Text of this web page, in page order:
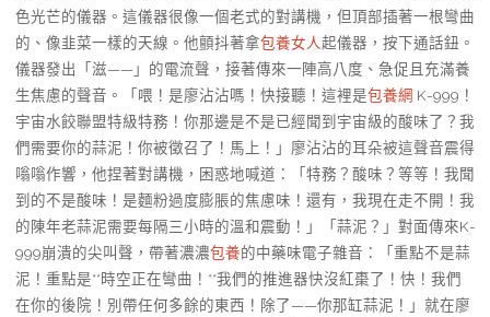
色光芒的儀器。這儀器很像一個老式的對講機，但頂部插著一根彎曲
的、像韭菜一樣的天線。他顫抖著拿包養女人起儀器，按下通話鈕。
儀器發出「滋——」的電流聲，接著傳來一陣高八度、急促且充滿養
生焦慮的聲音。「喂！是廖沾沾嗎！快接聽！這裡是包養網 K-999！
宇宙水餃聯盟特級特務！你那邊是不是已經聞到宇宙級的酸味了？我
們需要你的蒜泥！你被徵召了！馬上！」廖沾沾的耳朵被這聲音震得
嗡嗡作響，他捏著對講機，困惑地喊道：「特務？酸味？等等！我聞
到的不是酸味！是麵粉過度膨脹的焦慮味！還有，我現在走不開！我
的陳年老蒜泥需要每隔三小時的溫和震動！」「蒜泥？」對面傳來K-
999崩潰的尖叫聲，帶著濃濃包養的中藥味電子雜音：「重點不是蒜
泥！重點是**時空正在彎曲！**我們的推進器快沒紅棗了！快！我們
在你的後院！別帶任何多餘的東西！除了——你那缸蒜泥！」就在廖